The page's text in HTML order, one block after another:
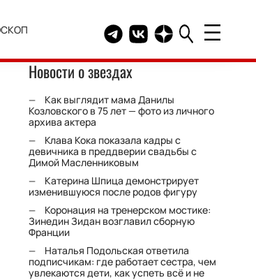
Telegram канал HELLO
Группа HELLO
Канал HELLO в
Новости о звездах
Как выглядит мама Данилы
Козловского в 75 лет — фото из личного
архива актера
Клава Кока показала кадры с
девичника в преддверии свадьбы с
Димой Масленниковым
Катерина Шпица демонстрирует
изменившуюся после родов фигуру
Коронация на тренерском мостике:
Зинедин Зидан возглавил сборную
Франции
Наталья Подольская ответила
подписчикам: где работает сестра, чем
увлекаются дети, как успеть всё и не